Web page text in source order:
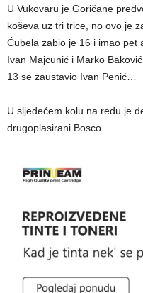
U Vukovaru je Goričane
koševa uz tri trice, no ovo je
Ćubela zabio je 16 i imao pet
Ivan Majcunić i Marko
13 se zaustavio Ivan Penić…
U sljedećem kolu na redu je
drugoplasirani Bosco.